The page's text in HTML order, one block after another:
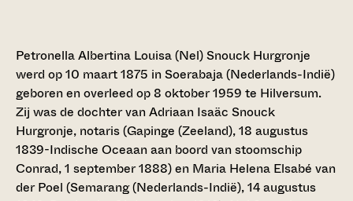
Petronella Albertina Louisa (Nel) Snouck Hurgronje
werd op 10 maart 1875 in Soerabaja (Nederlands-Indië)
geboren en overleed op 8 oktober 1959 te Hilversum.
Zij was de dochter van Adriaan Isaäc Snouck
Hurgronje, notaris (Gapinge (Zeeland), 18 augustus
1839-Indische Oceaan aan boord van stoomschip
Conrad, 1 september 1888) en Maria Helena Elsabé van
der Poel (Semarang (Nederlands-Indië), 14 augustus